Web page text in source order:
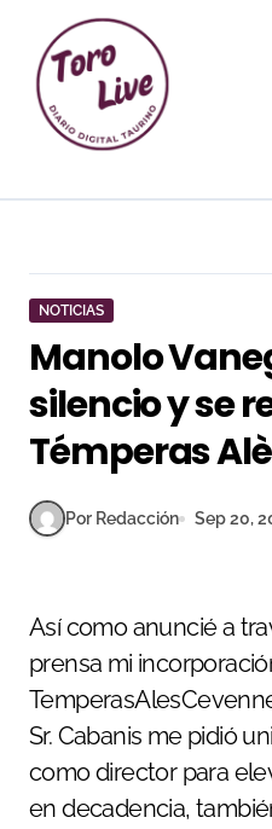
contenido
NOTICIAS
Manolo
silencio y se
Témperas
Por Redacción Sep 20,
Así como anuncié a través de una rueda de
prensa mi
Sr. Cabanis me pidió
como director para
en decadencia,